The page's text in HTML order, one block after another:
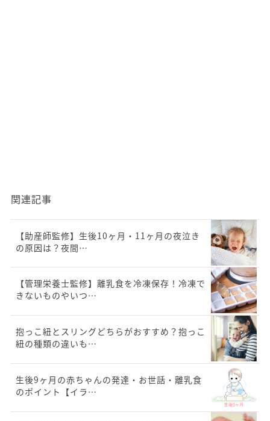
関連記事
【助産師監修】生後10ヶ月・11ヶ月の夜泣き
の原因は？夜間…
【管理栄養士監修】離乳食を冷凍保存！冷凍で
きないものやいつ…
抱っこ紐とスリングどちらがおすすめ？抱っこ
紐の種類の違いも…
生後9ヶ月の赤ちゃんの発達・お世話・離乳食
のポイント【イラ…